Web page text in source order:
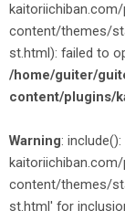
content/themes/
st.html): failed to
/home/guiter/
content/plugins/
Warning:
content/themes/
st.html' for